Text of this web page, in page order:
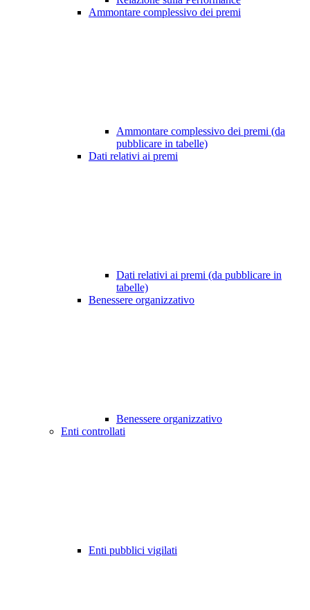
Ammontare complessivo dei premi
Ammontare complessivo dei premi (da
pubblicare in tabelle)
Dati relativi ai premi
Dati relativi ai premi (da pubblicare in
tabelle)
Benessere organizzativo
Benessere organizzativo
Enti controllati
Enti pubblici vigilati